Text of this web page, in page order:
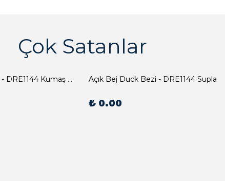
Çok Satanlar
Açık Bej Duck Bezi - DRE1144 Kumaş Peçete Açık Bej Duck Bezi - DRE1144 Supla
₺ 0.00